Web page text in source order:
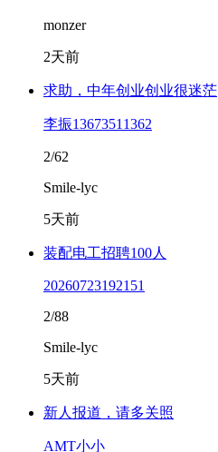
monzer
2天前
求助，中年创业创业很迷茫
李振13673511362
2/62
Smile-lyc
5天前
装配电工招聘100人
20260723192151
2/88
Smile-lyc
5天前
新人报道，请多关照
AMT小小